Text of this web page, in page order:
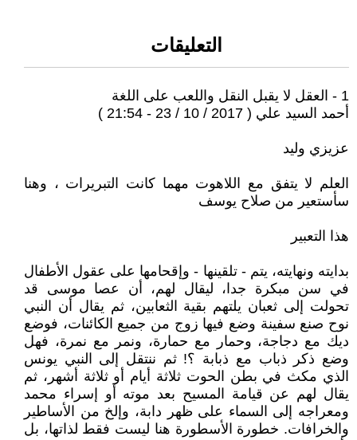
التعليقات
1 - العقل لا يقبل النقل واللعب على اللغة
أحمد السيد علي ( 2017 / 10 / 23 - 21:54 )
عزيزي وليد
العلم لا يتفق مع اللاهوت مهما كانت التبريرات ، وهنا
سأستعير من صلاح يوسف
هذا التعبير
بدايته ونهايته، يتم - تلقينها - وإقحامها على عقول الأطفال
في سن مبكرة جدا، ليقال لهم، أن عصا موسى قد
تحولت إلى ثعبان يلتهم بقية الثعابين، ثم يقال أن النبي
نوح صنع سفينة وضع فيها زوج من جميع الكائنات، فوضع
ديك مع دجاجة، وحمار مع حمارة، ونمر مع نمرة، فهل
وضع ذكر ذباب مع ذبابة ؟! ثم ننتقل إلى النبي يونس
الذي مكث في بطن الحوت ثلاثة أيام أو ثلاثة أشهر، ثم
يقال لهم عن قيامة المسيح بعد موته أو إسراء محمد
ومعراجه إلى السماء على ظهر دابة، وإلخ من الأساطير
والخرافات. خطورة الأسطورة هنا ليست فقط لذاتها، بل